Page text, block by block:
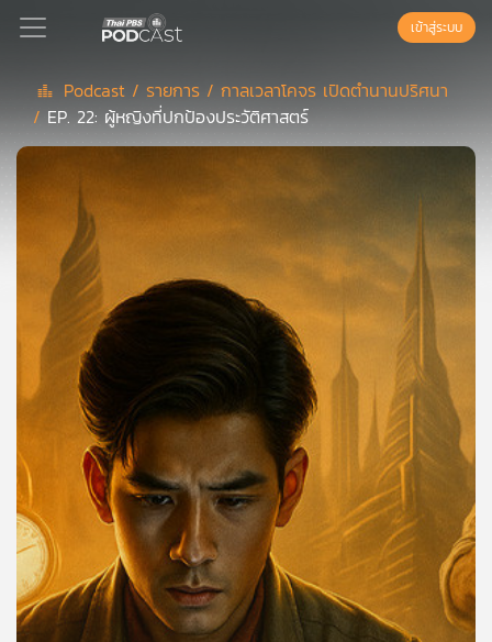
Podcast
แนะนำ
ย์
สต์
ของ
คุณ
เพลง
เข้าสู่ระบบ
Podcast / รายการ /กาลเวลาโคจร เปิดตำนานปริศนา
/ EP. 22: ผู้หญิงที่ปกป้องประวัติศาสตร์